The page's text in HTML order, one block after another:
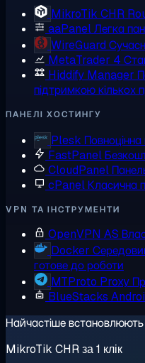
MikroTik CHR
aaPanelЛегка
WireGuard
MetaTrader 4
Hiddify Manager
підтримкою кількох
ПАНЕЛІ ХОСТИНГУ
Plesk
FastPanel
CloudPanel
cPanelКласична
VPN ТА ІНСТРУМЕНТИ
OpenVPN AS
Docker
готове до роботи
MTProto Proxy
BlueStacks
Найчастіше встановлюють
MikroTik CHR за 1 клік